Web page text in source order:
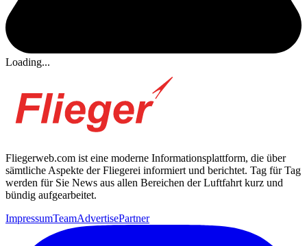
Loading...
Fliegerweb.com ist eine moderne Informationsplattform, die über
sämtliche Aspekte der Fliegerei informiert und berichtet. Tag für Tag
werden für Sie News aus allen Bereichen der Luftfahrt kurz und
bündig aufgearbeitet.
ImpressumTeamAdvertisePartner